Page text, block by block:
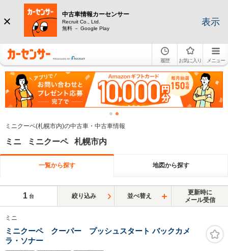
中古車情報カーセンサー
Recruit Co., Ltd.
無料 － Google Play
表示
履歴 お気に入り メニュー
ミニクーペ(札幌市内)の中古車・中古車情報
ミニ ミニクーペ 札幌市内
一覧から探す 地図から探す
1 台 絞り込み 並べ替え
更新時に
メール受信
ミニ
ミニクーペ クーパー プッシュスタート バックカメ
ラ・ソナー